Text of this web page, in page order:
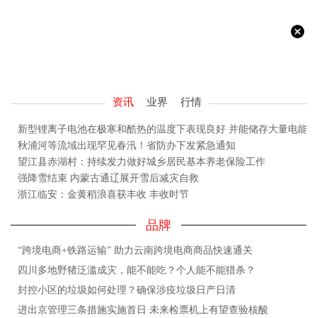
资讯 业界 行情
新型锂离子电池在极寒和酷热的温度下表现良好 并能储存大量电能
秋浦河等流域出现罕见春汛！省防办下发紧急通知
望江县赤湖村：持续发力做好城乡居民基本养老保险工作
强降雪结束 内蒙古通辽展开雪后减灾自救
浙江临安：金黄稻浪喜获丰收 丰收时节
品牌
“跨境电商+铁路运输” 助力云南跨境电商商品快速通关
四川多地野猪泛滥成灾，能不能吃？个人能不能猎杀？
封控小区的垃圾如何处理？确保涉疫垃圾日产日清
进出京管理三条措施实施首日 未来检票机上有望查验核酸